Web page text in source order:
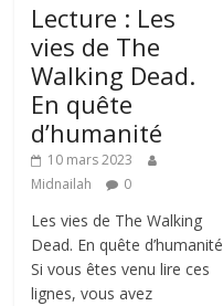
Lecture : Les
vies de The
Walking Dead.
En quête
d’humanité
10 mars 2023
Midnailah
0
Les vies de The Walking
Dead. En quête d’humanité
Si vous êtes venu lire ces
lignes, vous avez